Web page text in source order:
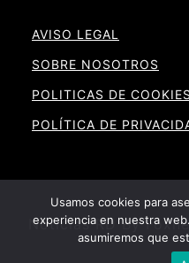
AVISO LEGAL
SOBRE NOSOTROS
POLITICAS DE COOKIES
POLÍTICA DE
Noticias RD By
Usamos cookies para
experiencia en nuestra
asumiremos que